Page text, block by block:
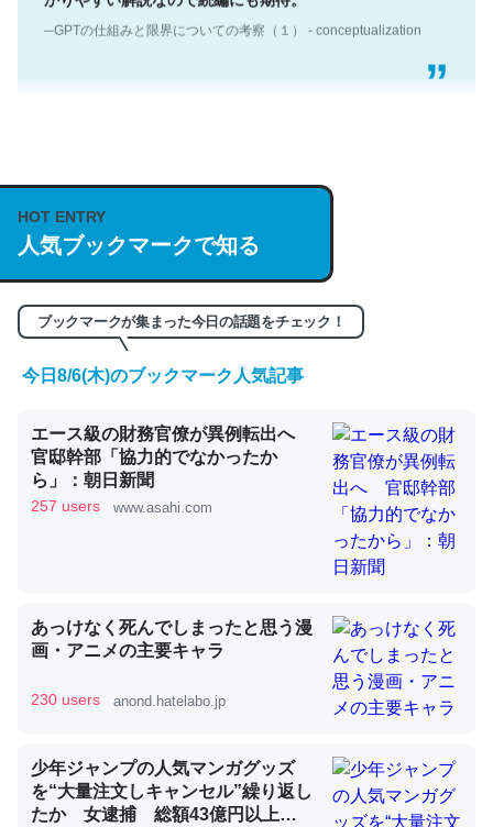
─GPTの仕組みと限界についての考察（１） - conceptualization
説してる記事が少ないので貴重な良記事。/続編来た
https://isobe324649.hatenablog.com/entry/2023/03/27
/064121
─GPTの仕組みと限界についての考察（１） - conceptualization
くらい。小説でいう「ずっと前の伏線」は回収されないけ
ど、短期記憶というには多い分量。進化すればするほど分
かりやすく強くなりそう
昆虫ってカルシウム少ないのか。知らんかった。調べたら
コオロギのカルシウム分はエビの600分の1程度。
HOT ENTRY
人気ブックマークで知る
ブックマークが集まった今日の話題をチェック！
今日8/6(木)のブックマーク人気記事
エース級の財務官僚が異例転出へ
官邸幹部「協力的でなかったか
ら」：朝日新聞
257 users www.asahi.com
あっけなく死んでしまったと思う漫
画・アニメの主要キャラ
230 users anond.hatelabo.jp
少年ジャンプの人気マンガグッズ
を“大量注文しキャンセル”繰り返し
たか 女逮捕 総額43億円以上